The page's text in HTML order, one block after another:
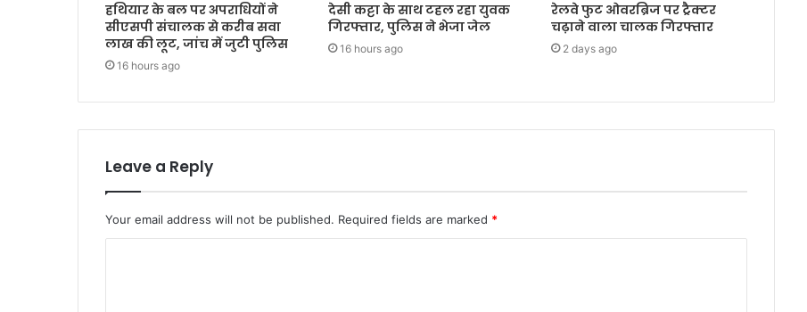
हथियार के बल पर अपराधियों ने
सीएसपी संचालक से करीब सवा
लाख की लूट, जांच में जुटी पुलिस
16 hours ago
देसी कट्टा के साथ टहल रहा युवक
गिरफ्तार, पुलिस ने भेजा जेल
16 hours ago
रेलवे फुट ओवरब्रिज पर ट्रैक्टर
चढ़ाने वाला चालक गिरफ्तार
2 days ago
Leave a Reply
Your email address will not be published. Required fields are marked *